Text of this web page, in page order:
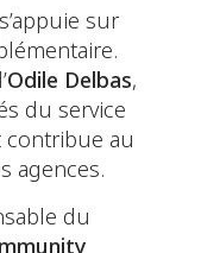
sur
Odile Delbas,
du service
au
agences.
du